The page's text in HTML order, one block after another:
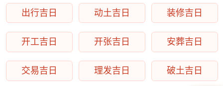
出行吉日 动土吉日 装修吉日
开工吉日 开张吉日 安葬吉日
交易吉日 理发吉日 破土吉日